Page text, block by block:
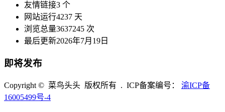
友情链接3 个
网站运行4237 天
浏览总量3637245 次
最后更新2026年7月19日
即将发布
Copyright © 菜鸟头头 版权所有 . ICP备案编号： 渝ICP备
16005499号-4